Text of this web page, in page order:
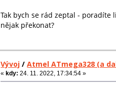
Tak bych se rád zeptal -
nějak překonat?
Vývoj /Atmel ATmega328 (a
«kdy: 24. 11. 2022, 17:34:54 »